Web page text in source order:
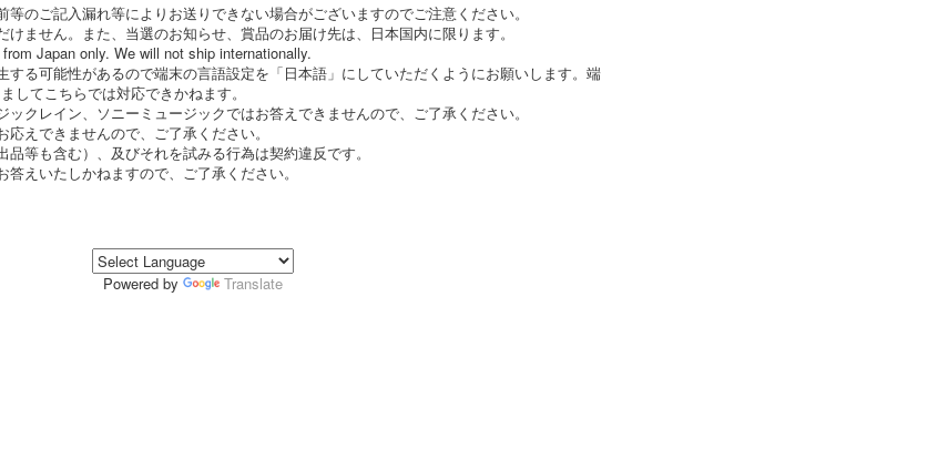
のご記入漏れ等によりお送りできない場合がございますのでご注意ください。
ません。また、当選のお知らせ、賞品のお届け先は、日本国内に限ります。
Japan only. We will not ship internationally.
する可能性があるので端末の言語設定を「日本語」にしていただくようにお願いします。端
してこちらでは対応できかねます。
クレイン、ソニーミュージックではお答えできませんので、ご了承ください。
えできませんので、ご了承ください。
等も含む）、及びそれを試みる行為は契約違反です。
えいたしかねますので、ご了承ください。
Powered by Translate